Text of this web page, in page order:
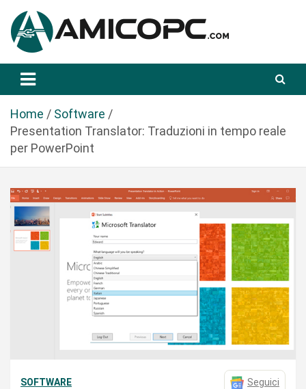
a
Amicopc.com
Home
Software
Presentation Translator: Traduzioni in tempo reale
per PowerPoint
SOFTWARE Seguici